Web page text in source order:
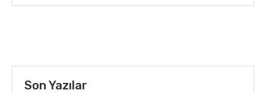
Son Yazılar